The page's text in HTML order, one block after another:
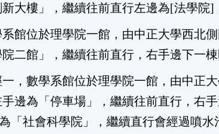
大樓」，繼續往前直行左邊為[法學院
館位於理學院一館，由中正大學西北
二館」，繼續往前直行，右手邊下一
一，數學系館位於理學院一館，由中正
邊為「停車場」，繼續往前直行，右
「社會科學院」，繼續直行會經過噴